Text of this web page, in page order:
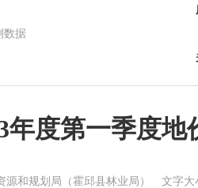
数据
年度第一季度
源和规划局（霍邱县林业局） 文字大